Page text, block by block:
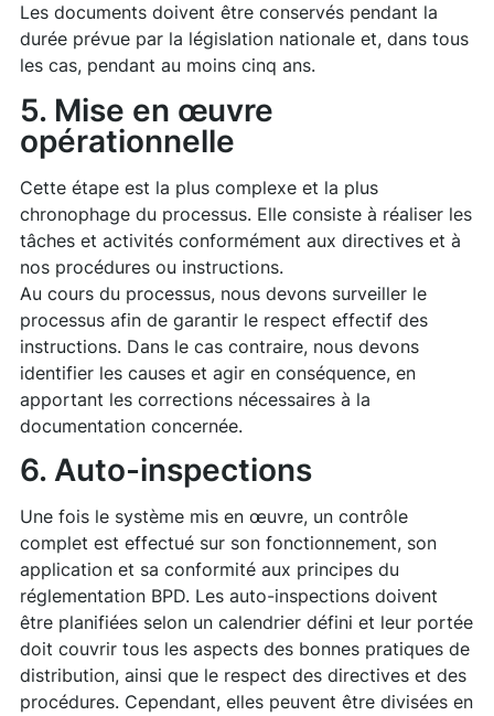
Les documents doivent être conservés pendant la
durée prévue par la législation nationale et, dans tous
les cas, pendant au moins cinq ans.
5. Mise en œuvre
opérationnelle
Cette étape est la plus complexe et la plus
chronophage du processus. Elle consiste à réaliser les
tâches et activités conformément aux directives et à
nos procédures ou instructions.
Au cours du processus, nous devons surveiller le
processus afin de garantir le respect effectif des
instructions. Dans le cas contraire, nous devons
identifier les causes et agir en conséquence, en
apportant les corrections nécessaires à la
documentation concernée.
6. Auto-inspections
Une fois le système mis en œuvre, un contrôle
complet est effectué sur son fonctionnement, son
application et sa conformité aux principes du
réglementation BPD. Les auto-inspections doivent
être planifiées selon un calendrier défini et leur portée
doit couvrir tous les aspects des bonnes pratiques de
distribution, ainsi que le respect des directives et des
procédures. Cependant, elles peuvent être divisées en